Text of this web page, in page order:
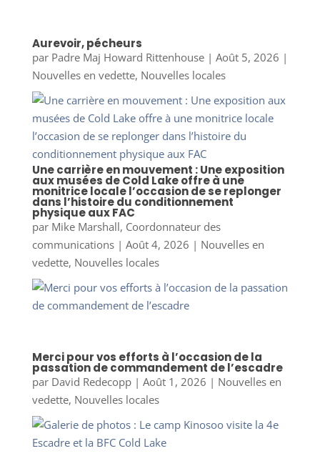
Aurevoir, pécheurs
par Padre Maj Howard Rittenhouse| Août 5, 2026 |
Nouvelles en vedette, Nouvelles locales
Une carrière en mouvement : Une exposition
aux musées de Cold Lake offre à une
monitrice locale l’occasion de se replonger
dans l’histoire du conditionnement
physique aux FAC
par Mike Marshall, Coordonnateur des
communications| Août 4, 2026 | Nouvelles en
vedette, Nouvelles locales
Merci pour vos efforts à l’occasion de la
passation de commandement de l’escadre
par David Redecopp| Août 1, 2026 | Nouvelles en
vedette, Nouvelles locales